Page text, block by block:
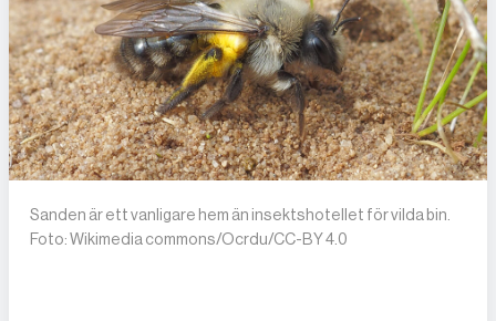
Sanden är ett vanligare hem än insektshotellet för vilda bin.
Foto: Wikimedia commons/Ocrdu/CC-BY 4.0